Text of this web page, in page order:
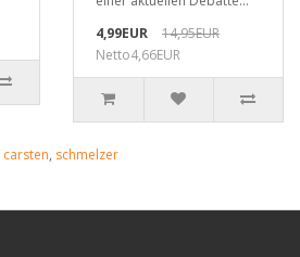
4,99EUR
14,95EUR
Netto4,66EUR
carsten, schmelzer